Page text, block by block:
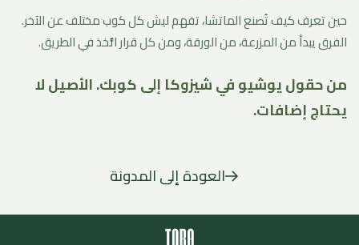
حين تعرف كيف تُصنع الماتشا، تفهم ليش كل كوب مختلف عن الآخر.
الفرق يبدأ من المزرعة، من الورقة، ومن كل قرار اتُّخذ في الطريق.
من حقول يوشيو في شيزوكا إلى كوبك. الأصيل لا
يحتاج إضافات.
العودة إلى المدونة